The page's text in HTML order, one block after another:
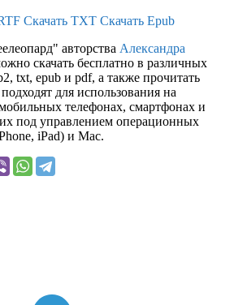
Скачать TXT Скачать Epub
авторства Александра
скачать бесплатно в различных
txt, epub и pdf, а также прочитать
для использования на
телефонах, смартфонах и
под управлением операционных
iPad) и Mac.